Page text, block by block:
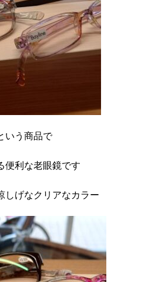
プライバシーポリシー
いう商品で
便利な老眼鏡です
しげなクリアなカラー